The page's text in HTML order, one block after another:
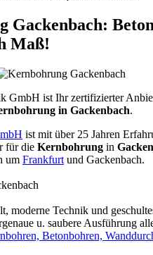
Gackenbach:
Maß!
GmbH ist Ihr zertifizierter
in Gackenbach.
ist mit über 25 Jahren
für die Kernbohrung in
um Frankfurt und Gackenbach.
moderne Technik und
u. saubere Ausführung
Betonbohren,